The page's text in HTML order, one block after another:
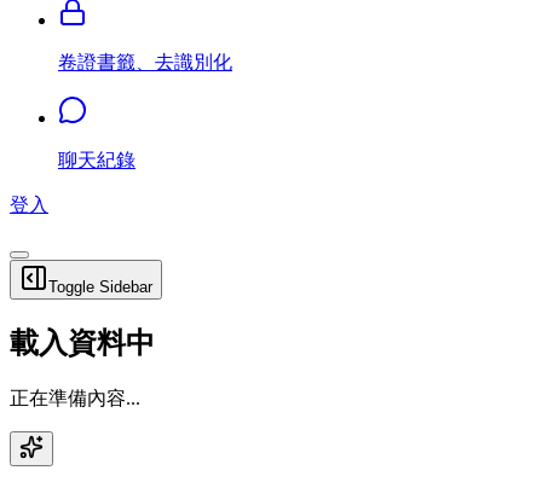
卷證書籤、去識別化
聊天紀錄
登入
Toggle Sidebar
載入資料中
正在準備內容...